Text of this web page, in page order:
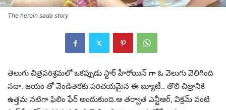
The heroin sada story
తెలుగు చిత్రపరిశ్రమలో ఒకప్పుడు స్టార్ హీరోయిన్ గా ఓ వెలుగు వెలిగింది
సదా. జయం తో వెండితెరకు పరిచయమైన ఈ బ్యూటీ.. తొలి చిత్రానికి
ఉత్తమ నటిగా ఫిలిం ఫేర్ అందుకుంది.ఆ తర్వాత ఎన్టీఆర్, విక్రమ్ వంటి